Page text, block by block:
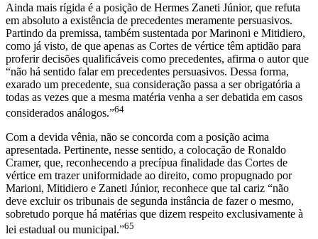
Ainda mais rígida é a posição de Hermes Zaneti Júnior, que refuta
em absoluto a existência de precedentes meramente persuasivos.
Partindo da premissa, também sustentada por Marinoni e Mitidiero,
como já visto, de que apenas as Cortes de vértice têm aptidão para
proferir decisões qualificáveis como precedentes, afirma o autor que
“não há sentido falar em precedentes persuasivos. Dessa forma,
exarado um precedente, sua consideração passa a ser obrigatória a
todas as vezes que a mesma matéria venha a ser debatida em casos
considerados análogos.”64
Com a devida vênia, não se concorda com a posição acima
apresentada. Pertinente, nesse sentido, a colocação de Ronaldo
Cramer, que, reconhecendo a precípua finalidade das Cortes de
vértice em trazer uniformidade ao direito, como propugnado por
Marioni, Mitidiero e Zaneti Júnior, reconhece que tal cariz “não
deve excluir os tribunais de segunda instância de fazer o mesmo,
sobretudo porque há matérias que dizem respeito exclusivamente à
lei estadual ou municipal.”65